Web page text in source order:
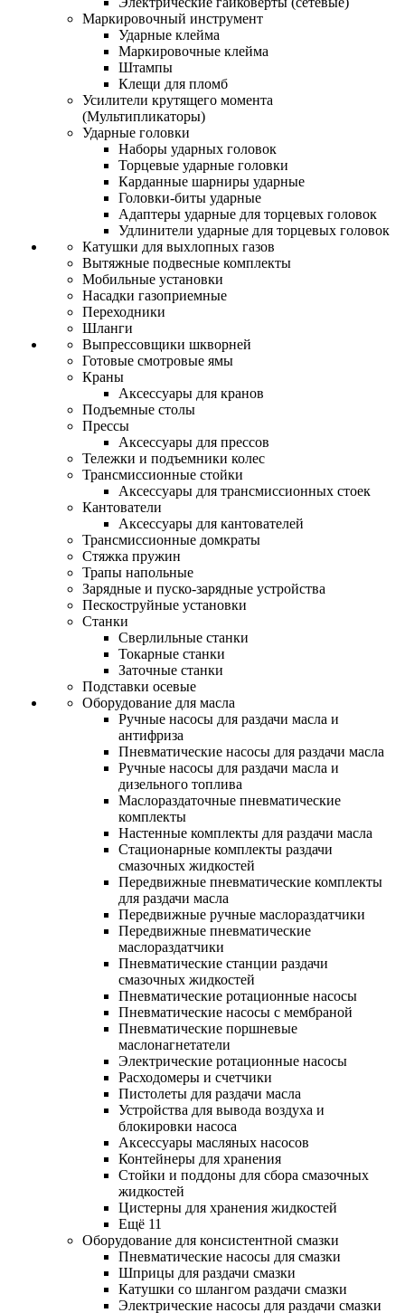
Маркировочный инструмент
Ударные клейма
Маркировочные клейма
Штампы
Клещи для пломб
Усилители крутящего момента
(Мультипликаторы)
Ударные головки
Наборы ударных головок
Торцевые ударные головки
Карданные шарниры ударные
Головки-биты ударные
Адаптеры ударные для торцевых головок
Удлинители ударные для торцевых головок
Катушки для выхлопных газов
Вытяжные подвесные комплекты
Мобильные установки
Насадки газоприемные
Переходники
Шланги
Выпрессовщики шкворней
Готовые смотровые ямы
Краны
Аксессуары для кранов
Подъемные столы
Прессы
Аксессуары для прессов
Тележки и подъемники колес
Трансмиссионные стойки
Аксессуары для трансмиссионных стоек
Кантователи
Аксессуары для кантователей
Трансмиссионные домкраты
Стяжка пружин
Трапы напольные
Зарядные и пуско-зарядные устройства
Пескоструйные установки
Станки
Сверлильные станки
Токарные станки
Заточные станки
Подставки осевые
Оборудование для масла
Ручные насосы для раздачи масла и
антифриза
Пневматические насосы для раздачи масла
Ручные насосы для раздачи масла и
дизельного топлива
Маслораздаточные пневматические
комплекты
Настенные комплекты для раздачи масла
Стационарные комплекты раздачи
смазочных жидкостей
Передвижные пневматические комплекты
для раздачи масла
Передвижные ручные маслораздатчики
Передвижные пневматические
маслораздатчики
Пневматические станции раздачи
смазочных жидкостей
Пневматические ротационные насосы
Пневматические насосы с мембраной
Пневматические поршневые
маслонагнетатели
Электрические ротационные насосы
Расходомеры и счетчики
Пистолеты для раздачи масла
Устройства для вывода воздуха и
блокировки насоса
Аксессуары масляных насосов
Контейнеры для хранения
Стойки и поддоны для сбора смазочных
жидкостей
Цистерны для хранения жидкостей
Ещё 11
Оборудование для консистентной смазки
Пневматические насосы для смазки
Шприцы для раздачи смазки
Катушки со шлангом раздачи смазки
Электрические насосы для раздачи смазки